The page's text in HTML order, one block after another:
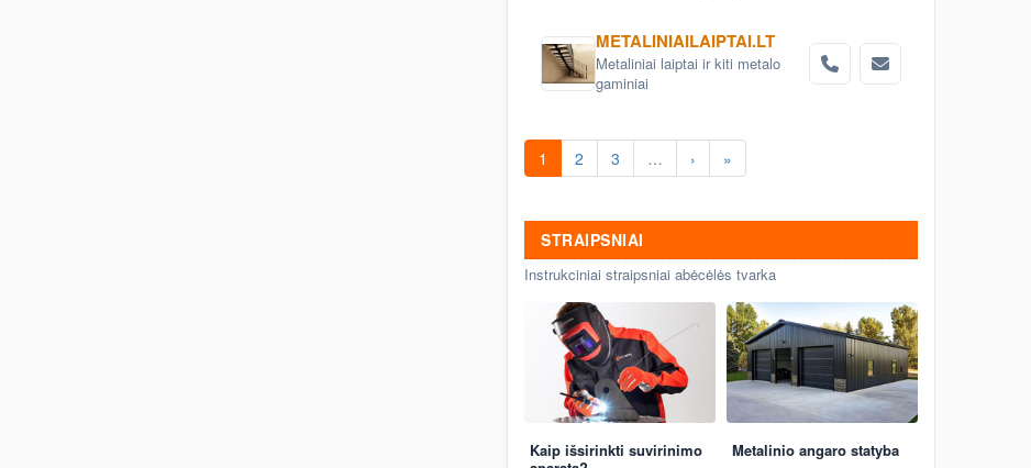
Betoniniai šulinio žiedai. Tvoros
elementai
METALINIAILAIPTAI.LT
Metaliniai laiptai ir kiti metalo
gaminiai
1 2 3 … › »
STRAIPSNIAI
Instrukciniai straipsniai abėcėlės tvarka
Kaip išsirinkti suvirinimo
Metalinio angaro statyba